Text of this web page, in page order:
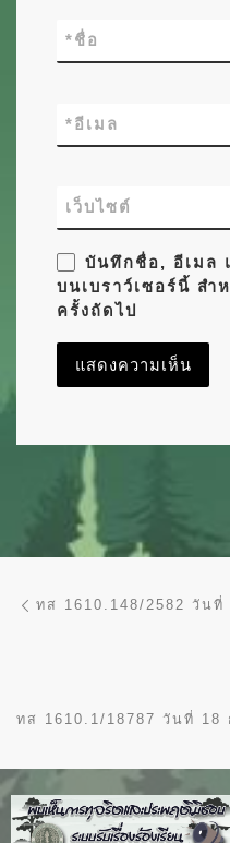
ชื่อ
*
อีเมล
*
เว็บไซต์
บันทึกชื่อ, อีเมล
บนเบราว์เซอร์นี้ สำ
ครั้งถัดไป